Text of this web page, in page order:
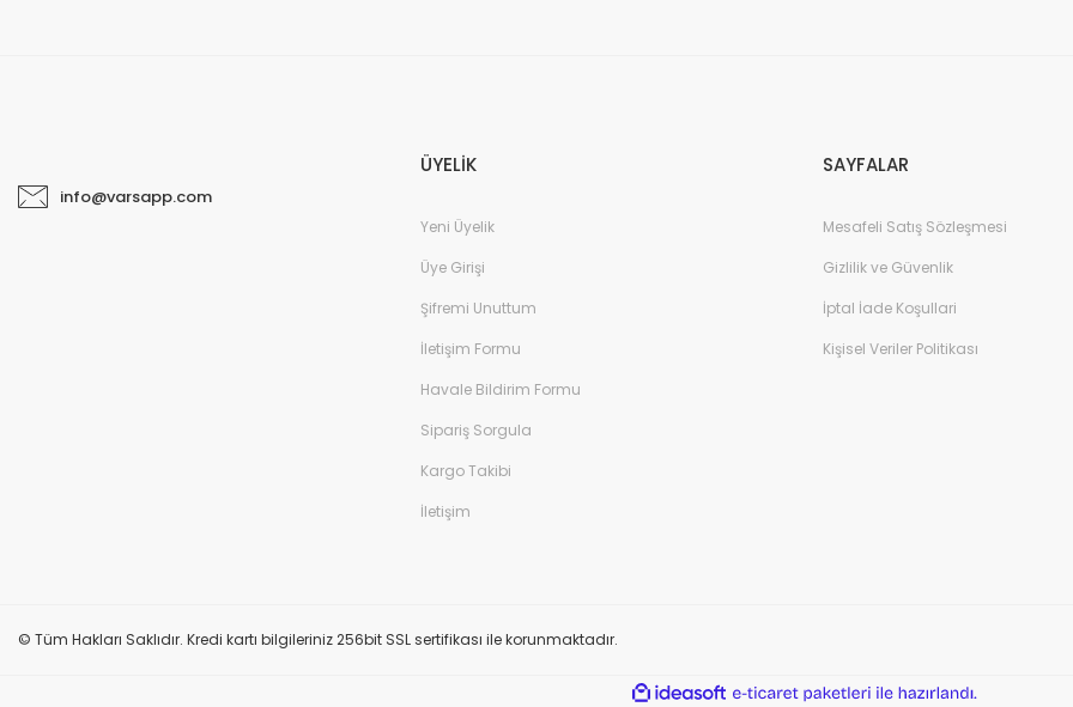
info@varsapp.com
ÜYELİK
Yeni Üyelik
Üye Girişi
Şifremi Unuttum
İletişim Formu
Havale Bildirim Formu
Sipariş Sorgula
Kargo Takibi
İletişim
SAYFALAR
Mesafeli Satış Sözleşmesi
Gizlilik ve Güvenlik
İptal İade Koşullari
Kişisel Veriler Politikası
© Tüm Hakları Saklıdır. Kredi kartı bilgileriniz 256bit SSL sertifikası ile korunmaktadır.
ideasoft
e-